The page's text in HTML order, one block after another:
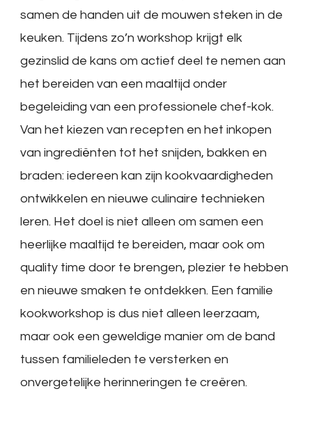
samen de handen uit de mouwen steken in de
keuken. Tijdens zo’n workshop krijgt elk
gezinslid de kans om actief deel te nemen aan
het bereiden van een maaltijd onder
begeleiding van een professionele chef-kok.
Van het kiezen van recepten en het inkopen
van ingrediënten tot het snijden, bakken en
braden: iedereen kan zijn kookvaardigheden
ontwikkelen en nieuwe culinaire technieken
leren. Het doel is niet alleen om samen een
heerlijke maaltijd te bereiden, maar ook om
quality time door te brengen, plezier te hebben
en nieuwe smaken te ontdekken. Een familie
kookworkshop is dus niet alleen leerzaam,
maar ook een geweldige manier om de band
tussen familieleden te versterken en
onvergetelijke herinneringen te creëren.